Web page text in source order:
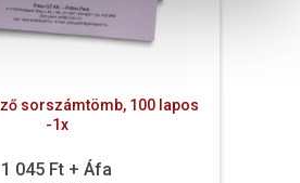
sorszámtömb, 100 lapos
-1x
1 045 Ft + Áfa